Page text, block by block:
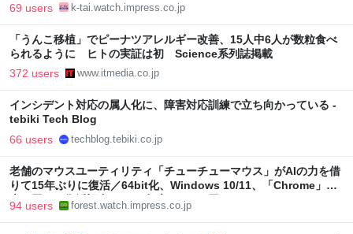
69 users k-tai.watch.impress.co.jp
「うんこ移植」でピーナツアレルギー改善、15人中6人が数粒食べ
られるように ヒトの実証は初 Science系列誌掲載
372 users www.itmedia.co.jp
インシデント対応の属人化に、障害対応訓練で立ち向かっている -
tebiki Tech Blog
66 users techblog.tebiki.co.jp
老舗のマウスユーティリティ「チューチューマウス」がAIの力を借
りて15年ぶりに復活／64bit化、Windows 10/11、「Chrome」も
走り回る。復活記念で2026年末まで500円
94 users forest.watch.impress.co.jp